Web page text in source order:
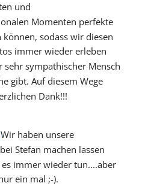
und
Momenten perfekte
sodass wir diesen
immer wieder erleben
sehr sympathischer Mensch
gibt. Auf diesem Wege
Dank!!!
Wir haben unsere
Stefan machen lassen
immer wieder tun....aber
ein mal ;-).